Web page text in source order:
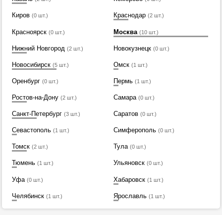
Киров (0 шт.) Краснодар (2 шт.)
Красноярск (0 шт.) Москва (10 шт.)
Нижний Новгород (2 шт.) Новокузнецк (0 шт.)
Новосибирск (5 шт.) Омск (1 шт.)
Оренбург (0 шт.) Пермь (1 шт.)
Ростов-на-Дону (2 шт.) Самара (0 шт.)
Санкт-Петербург (3 шт.) Саратов (0 шт.)
Севастополь (1 шт.) Симферополь (0 шт.)
Томск (2 шт.) Тула (0 шт.)
Тюмень (1 шт.) Ульяновск (0 шт.)
Уфа (0 шт.) Хабаровск (1 шт.)
Челябинск (1 шт.) Ярославль (1 шт.)